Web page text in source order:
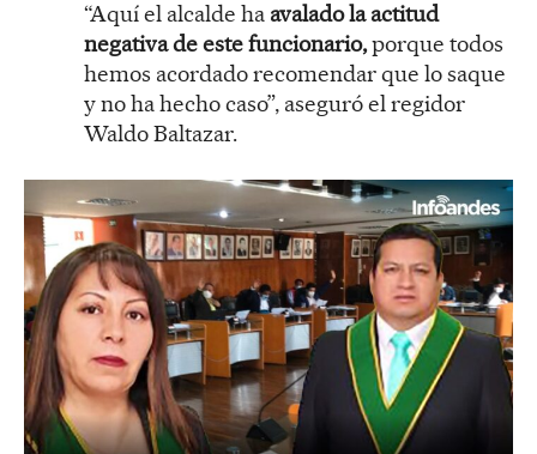
“Aquí el alcalde ha avalado la actitud
negativa de este funcionario,porque todos
hemos acordado recomendar que lo saque
y no ha hecho caso”, aseguró el regidor
Waldo Baltazar.